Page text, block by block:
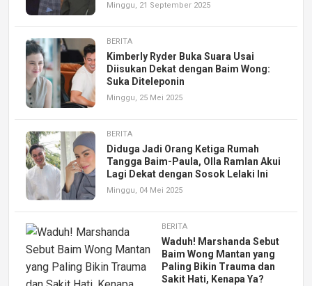
Minggu, 21 September 2025
BERITA
Kimberly Ryder Buka Suara Usai
Diisukan Dekat dengan Baim Wong:
Suka Diteleponin
Minggu, 25 Mei 2025
BERITA
Diduga Jadi Orang Ketiga Rumah
Tangga Baim-Paula, Olla Ramlan Akui
Lagi Dekat dengan Sosok Lelaki Ini
Minggu, 04 Mei 2025
BERITA
Waduh! Marshanda Sebut
Baim Wong Mantan yang
Paling Bikin Trauma dan
Sakit Hati, Kenapa Ya?